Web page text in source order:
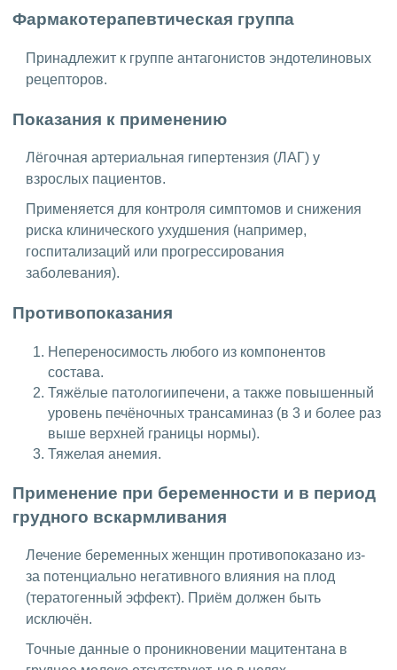
Фармакотерапевтическая группа
Принадлежит к группе антагонистов эндотелиновых
рецепторов.
Показания к применению
Лёгочная артериальная гипертензия (ЛАГ) у
взрослых пациентов.
Применяется для контроля симптомов и снижения
риска клинического ухудшения (например,
госпитализаций или прогрессирования
заболевания).
Противопоказания
Непереносимость любого из компонентов
состава.
Тяжёлые патологиипечени, а также повышенный
уровень печёночных трансаминаз (в 3 и более раз
выше верхней границы нормы).
Тяжелая анемия.
Применение при беременности и в период
грудного вскармливания
Лечение беременных женщин противопоказано из-
за потенциально негативного влияния на плод
(тератогенный эффект). Приём должен быть
исключён.
Точные данные о проникновении мацитентана в